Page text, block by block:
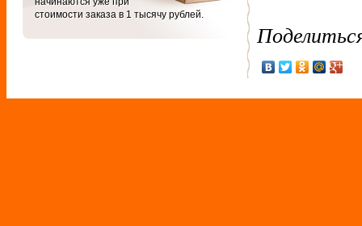
стоимости заказа в 1 тысячу рублей.